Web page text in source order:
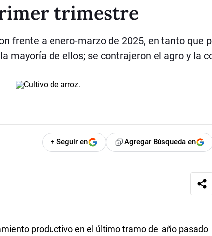
trimestre
frente a enero-marzo de 2025, en tanto que
mayoría de ellos; se contrajeron el agro y la
+ Seguir en Agregar Búsqueda en
productivo en el último tramo del año pasado